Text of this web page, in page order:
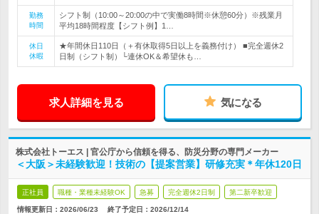
勤務
時間
シフト制（10:00～20:00の中で実働8時間※休憩60分）※残業月
平均18時間程度【シフト例】1…
休日
休暇
★年間休日110日（＋有休取得5日以上を義務付け） ■完全週休2
日制（シフト制）└連休OK＆希望休も…
求人詳細を見る 気になる
株式会社トーエス | 官公庁から信頼を得る、防災分野の専門メーカー
＜大阪＞未経験歓迎！技術の【提案営業】研修充実＊年休120日
正社員 職種・業種未経験OK 急募 完全週休2日制 第二新卒歓迎
情報更新日：2026/06/23 終了予定日： 2026/12/14